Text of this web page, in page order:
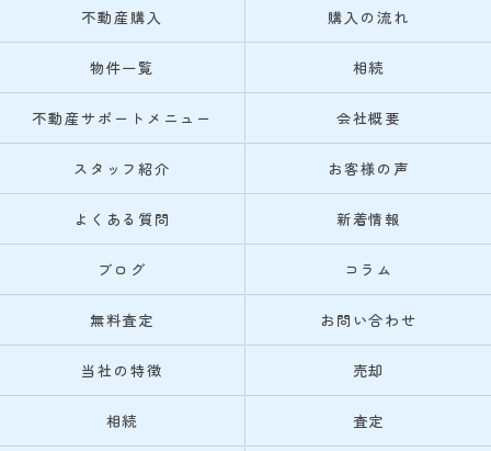
不動産購入 購入の流れ
物件一覧 相続
不動産サポートメニュー 会社概要
スタッフ紹介 お客様の声
よくある質問 新着情報
ブログ コラム
無料査定 お問い合わせ
当社の特徴 売却
相続 査定